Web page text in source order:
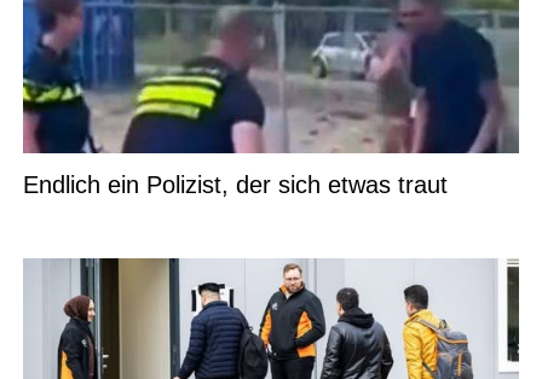
Endlich ein Polizist, der sich etwas traut